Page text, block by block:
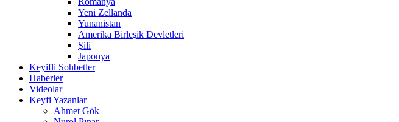
Yeni Zellanda
Yunanistan
Amerika Birleşik Devletleri
Şili
Japonya
Keyifli Sohbetler
Haberler
Videolar
Keyfi Yazanlar
Ahmet Gök